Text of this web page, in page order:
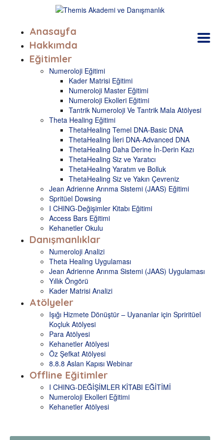
Anasayfa
Hakkımda
Eğitimler
Numeroloji Eğitimi
Kader Matrisi Eğitimi
Numeroloji Master Eğitimi
Numeroloji Ekolleri Eğitimi
Tantrik Numeroloji Ve Tantrik Mala Atölyesi
Theta Healing Eğitimi
ThetaHealing Temel DNA-Basic DNA
ThetaHealing İleri DNA-Advanced DNA
ThetaHealing Daha Derine İn-Derin Kazı
ThetaHealing Siz ve Yaratıcı
ThetaHealing Yaratım ve Bolluk
ThetaHealing Siz ve Yakın Çevreniz
Jean Adrienne Arınma Sistemi (JAAS) Eğitimi
Spritüel Dowsing
I CHING-Değişimler Kitabı Eğitimi
Access Bars Eğitimi
Kehanetler Okulu
Danışmanlıklar
Numeroloji Analizi
Theta Healing Uygulaması
Jean Adrienne Arınma Sistemi (JAAS) Uygulaması
Yıllık Öngörü
Kader Matrisi Analizi
Atölyeler
Işığı Hizmete Dönüştür – Uyananlar için Spriritüel
Koçluk Atölyesi
Para Atölyesi
Kehanetler Atölyesi
Öz Şefkat Atölyesi
8.8.8 Aslan Kapısı Webinar
Offline Eğitimler
I CHING-DEĞİŞİMLER KİTABI EĞİTİMİ
Numeroloji Ekolleri Eğitimi
Kehanetler Atölyesi